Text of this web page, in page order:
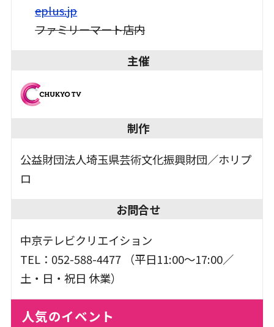
人気のイベント
eplus.jp
ファミリーマート店内
主催
制作
公益財団法人埼玉県芸術文化振興財団／ホリプ
ロ
お問合せ
中京テレビクリエイション
TEL：052-588-4477 （平日11:00～17:00／
土・日・祝日 休業）